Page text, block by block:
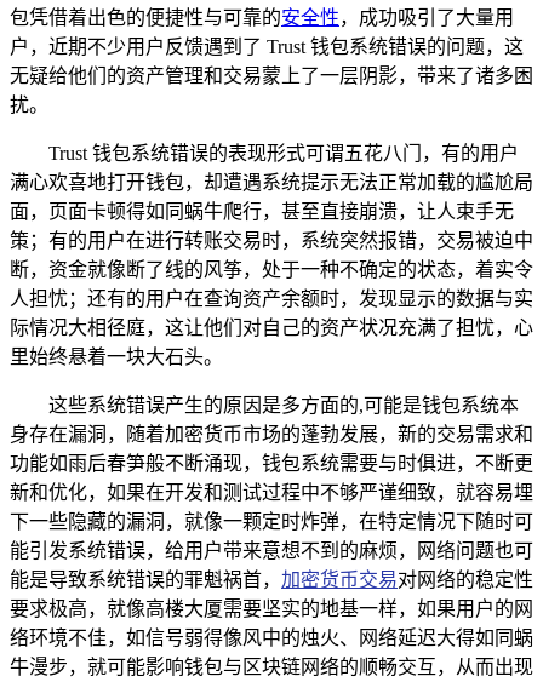
包凭借着出色的便捷性与可靠的安全性，成功吸引了大量用
户，近期不少用户反馈遇到了 Trust 钱包系统错误的问题，这
无疑给他们的资产管理和交易蒙上了一层阴影，带来了诸多困
扰。
Trust 钱包系统错误的表现形式可谓五花八门，有的用户
满心欢喜地打开钱包，却遭遇系统提示无法正常加载的尴尬局
面，页面卡顿得如同蜗牛爬行，甚至直接崩溃，让人束手无
策；有的用户在进行转账交易时，系统突然报错，交易被迫中
断，资金就像断了线的风筝，处于一种不确定的状态，着实令
人担忧；还有的用户在查询资产余额时，发现显示的数据与实
际情况大相径庭，这让他们对自己的资产状况充满了担忧，心
里始终悬着一块大石头。
这些系统错误产生的原因是多方面的,可能是钱包系统本
身存在漏洞，随着加密货币市场的蓬勃发展，新的交易需求和
功能如雨后春笋般不断涌现，钱包系统需要与时俱进，不断更
新和优化，如果在开发和测试过程中不够严谨细致，就容易埋
下一些隐藏的漏洞，就像一颗定时炸弹，在特定情况下随时可
能引发系统错误，给用户带来意想不到的麻烦，网络问题也可
能是导致系统错误的罪魁祸首， 加密货币交易对网络的稳定性
要求极高，就像高楼大厦需要坚实的地基一样，如果用户的网
络环境不佳，如信号弱得像风中的烛火、网络延迟大得如同蜗
牛漫步，就可能影响钱包与区块链网络的顺畅交互，从而出现